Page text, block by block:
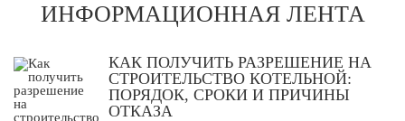
ИНФОРМАЦИОННАЯ ЛЕНТА
КАК ПОЛУЧИТЬ РАЗРЕШЕНИЕ НА
СТРОИТЕЛЬСТВО КОТЕЛЬНОЙ:
ПОРЯДОК, СРОКИ И ПРИЧИНЫ
ОТКАЗА